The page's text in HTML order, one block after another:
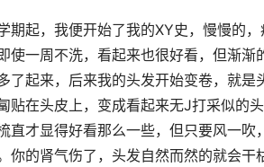
期起，我便开始了我的XY史，慢慢的
使一周不洗，看起来也很好看，但渐
了起来，后来我的头发开始变卷，就
贴在头皮上，变成看起来无J打采似的
直才显得好看那么一些，但只要风一
你的肾气伤了，头发自然而然的就会干